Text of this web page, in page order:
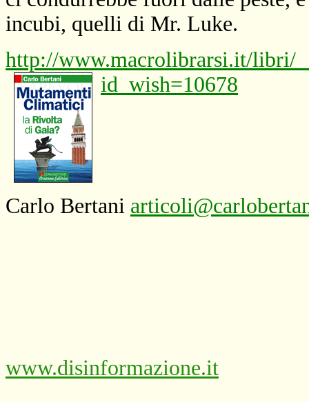
incubi, quelli di Mr. Luke.
http://www.macrolibrarsi.it/libri/
id_wish=10678
Carlo Bertani
www.disinformazione.it